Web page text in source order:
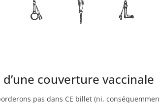
couverture vaccinale
pas dans CE billet (ni,